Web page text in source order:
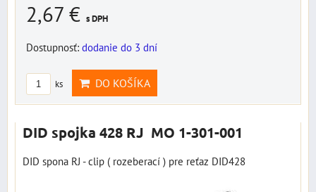
2,67 € s DPH
Dostupnosť: dodanie do 3 dní
ks DO KOŠÍKA
DID spojka 428 RJ MO 1-301-001
DID spona RJ - clip ( rozeberací ) pre reťaz DID428